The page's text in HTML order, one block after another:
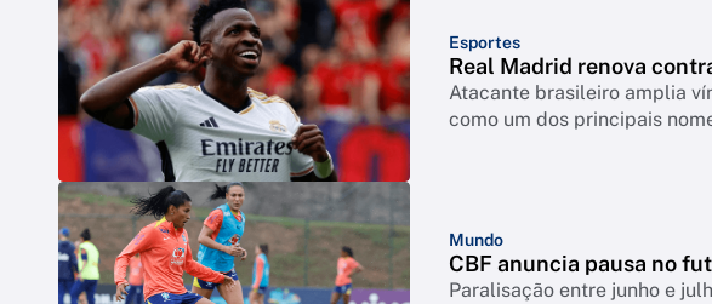
Esportes
Real Madrid renova
Atacante brasileiro amplia
como um dos principais
Mundo
CBF anuncia pausa no
Paralisação entre junho e